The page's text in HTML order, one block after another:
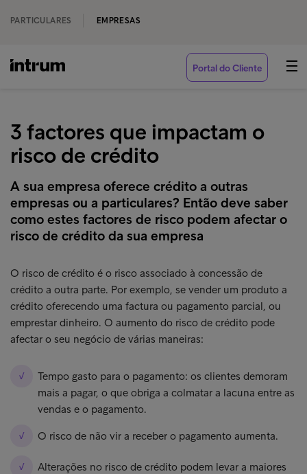
PARTICULARES EMPRESAS
Portal do Cliente
3 factores que impactam o
risco de crédito
A sua empresa oferece crédito a outras
empresas ou a particulares? Então deve saber
como estes factores de risco podem afectar o
risco de crédito da sua empresa
O risco de crédito é o risco associado à concessão de
crédito a outra parte. Por exemplo, se vender um produto a
crédito oferecendo uma factura ou pagamento parcial, ou
emprestar dinheiro. O aumento do risco de crédito pode
afectar o seu negócio de várias maneiras:
Tempo gasto para o pagamento: os clientes demoram
mais a pagar, o que obriga a colmatar a lacuna entre as
vendas e o pagamento.
O risco de não vir a receber o pagamento aumenta.
Alterações no risco de crédito podem levar a maiores